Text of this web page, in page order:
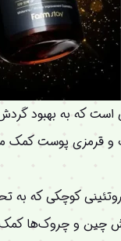
است که به بهبود
و قرمزی پوست کمک
کوچکی که به
چین و چروک‌ها